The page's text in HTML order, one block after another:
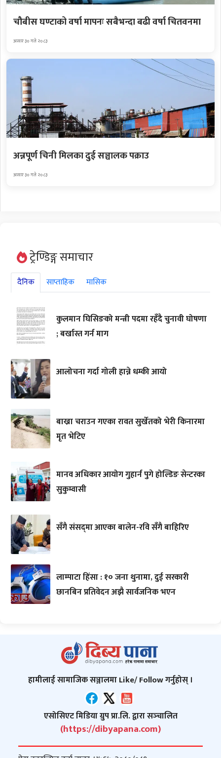
चौबीस घण्टाको वर्षा मापनः सबैभन्दा बढी वर्षा चितवनमा
असार ३० गते २०८३
अन्नपूर्ण चिनी मिलका दुई सञ्चालक पक्राउ
असार ३० गते २०८३
ट्रेण्डिङ्ग समाचार
दैनिक साप्ताहिक मासिक
कुलमान घिसिङको मन्त्री पदमा रहँदै चुनावी घोषणा
; बर्खास्त गर्न माग
आलोचना गर्दा गोली हान्ने धम्की आयो
बाख्रा चराउन गएका रावत सुर्खेतको भेरी किनारमा
मृत भेटिए
मानव अधिकार आयोग गुहार्न पुगे होल्डिङ सेन्टरका
सुकुम्वासी
सँगै संसद्‌मा आएका बालेन-रवि सँगै बाहिरिए
लाम्पाटा हिंसा : १० जना थुनामा, दुई सरकारी
छानबिन प्रतिवेदन अझै सार्वजनिक भएन
हामीलाई सामाजिक सञ्जालमा Like/ Follow गर्नुहोस् ।
एसोसिएट मिडिया ग्रुप प्रा.लि. द्वारा सञ्‍चालित
(https://dibyapana.com)